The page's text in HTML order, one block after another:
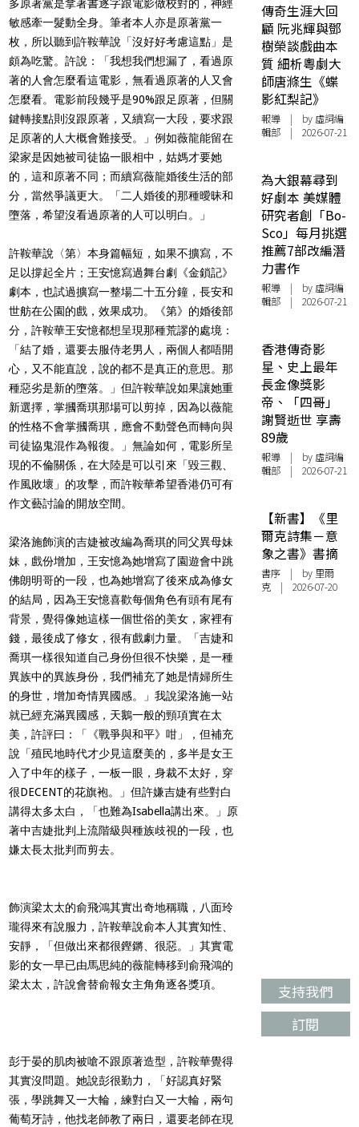
多原著黨是拿著書逐字跟電影做校對的，神經
敏感牽一髮動全身。筆者本人亦是原著黨一
枚，所以聽到許鞍華說「沒好好考慮這點」是
頗為吃驚。許說：「我想我們想漏了，看過原
著的人會怎麼看這電影，無看過原著的人又會
怎麼看。電影前段幾乎是90%跟足原著，但關
鍵轉接點則沒跟原著，又續寫一大段，要求跟
足原著的人大概會難接受。」例如薇龍能留在
梁家是因她被司徒協一眼相中，姑媽才要她
的，這和原著不同；而續寫薇龍婚後生活的部
分，當然爭議更大。「二人婚後的那種曖昧和
墮落，希望沒看過原著的人可以明白。」
許鞍華說〈第〉本身篇幅短，如果不擴寫，不
足以撐起全片；王安憶寫過舞台劇《金鎖記》
劇本，也試過擴寫一整場二十五分鐘，長安和
世舫在公園的戲，效果成功。《第》的婚後部
分，許鞍華王安憶都想呈現那種荒謬的處境：
「結了婚，還要去服侍老男人，兩個人都唔開
心，又不能直說，說的都不是真正的意思。那
種惡劣是新的墮落。」但許鞍華說如果讓她重
新選擇，掌摑喬琪那場可以剪掉，因為以薇龍
的性格不會掌摑喬琪，應會不動聲色而轉向與
司徒協鬼混作為報復。」無論如何，電影所呈
現的不倫關係，在大陸是可以引來「毀三觀、
作風敗壞」的攻擊，而許鞍華希望香港仍可有
作文藝討論的開放空間。
梁洛施飾演的吉婕被改編為喬琪的同父異母妹
妹，戲份增加，王安憶為她增寫了園遊會中跳
佛朗明哥的一段，也為她增寫了後來成為修女
的結局，因為王安憶喜歡每個角色有頭有尾有
背景，覺得像她這樣一個世俗的美女，家裡有
錢，最後成了修女，很有戲劇力量。「吉婕和
喬琪一樣很知道自己身份但很不快樂，是一種
異族中的異族身份，我們補充了她是情婦所生
的身世，增加奇情異國感。」我說梁洛施一站
就已經充滿異國感，天鵝一般的頸項實在太
美，許評曰：「《戰爭與和平》咁」，但補充
說「殖民地時代才少見這麼美的，多半是女王
入了中年的樣子，一板一眼，身裁不太好，穿
很DECENT的花旗袍。」但許嫌吉婕有些對白
講得太多太白，「也難為Isabella講出來。」原
著中吉婕批判上流階級與種族歧視的一段，也
嫌太長太批判而剪去。
飾演梁太太的俞飛鴻其實出奇地稱職，八面玲
瓏得來有說服力，許鞍華說俞本人其實知性、
安靜，「但做出來都很鏗鏘、很惡。」其實電
影的女一早已由馬思純的薇龍轉移到俞飛鴻的
梁太太，許說會替俞報女主角角逐各獎項。
彭于晏的肌肉被嗆不跟原著造型，許鞍華覺得
其實沒問題。她說彭很勤力，「好認真好緊
張，學跳舞又一大輪，練對白又一大輪，兩句
葡萄牙詩，他找老師教了兩日，還要老師在現
傳奇生涯大回
顧 阮兆輝與鄧
樹榮談戲曲本
質 細析粵劇大
師唐滌生《蝶
影紅梨記》
報導 | by 虛詞編
輯部 | 2026-07-21
為大銀幕尋到
好劇本 美媒體
研究者創「Bo-
Sco」每月挑選
推薦7部改編潛
力書作
報導 | by 虛詞編
輯部 | 2026-07-21
香港傳奇影
星、史上最年
長金像獎影
帝、「四哥」
謝賢逝世 享壽
89歲
報導 | by 虛詞編
輯部 | 2026-07-21
【新書】《里
爾克詩集－意
象之書》書摘
書序 | by 里爾
克 | 2026-07-20
支持我們
訂閱